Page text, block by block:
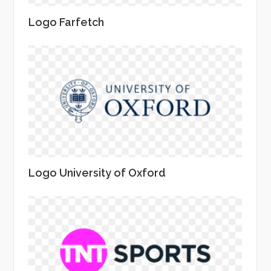
Logo Farfetch
Logo University of Oxford